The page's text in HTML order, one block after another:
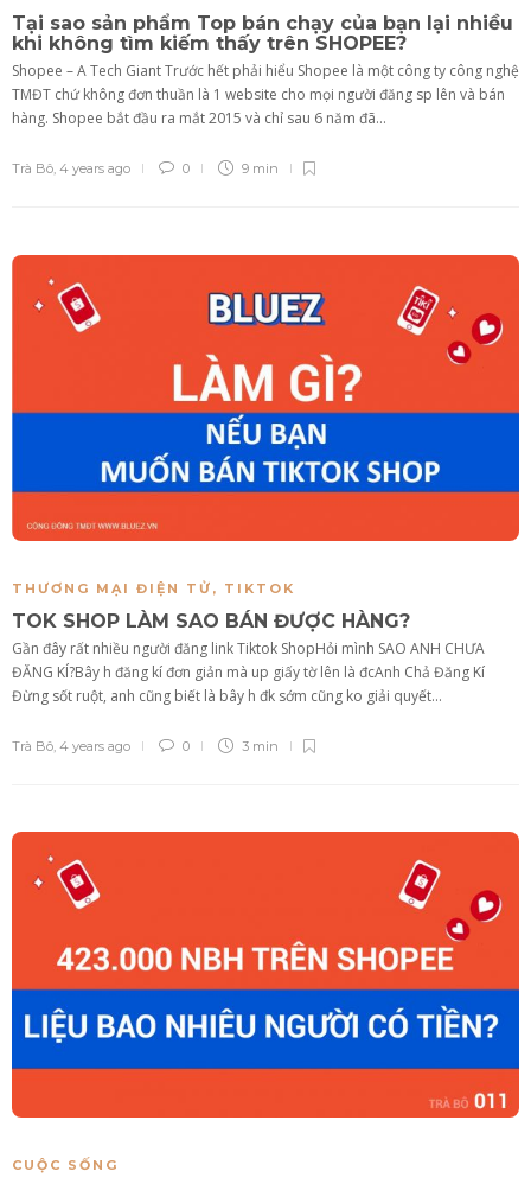
Tại sao sản phẩm Top bán chạy của bạn lại nhiều
khi không tìm kiếm thấy trên SHOPEE?
Shopee – A Tech Giant Trước hết phải hiểu Shopee là một công ty công nghệ
TMĐT chứ không đơn thuần là 1 website cho mọi người đăng sp lên và bán
hàng. Shopee bắt đầu ra mắt 2015 và chỉ sau 6 năm đã...
Trà Bô 4 years ago 0 9 min
THƯƠNG MẠI ĐIỆN TỬ , TIKTOK
TOK SHOP LÀM SAO BÁN ĐƯỢC HÀNG?
Gần đây rất nhiều người đăng link Tiktok ShopHỏi mình SAO ANH CHƯA
ĐĂNG KÍ?Bây h đăng kí đơn giản mà up giấy tờ lên là đcAnh Chả Đăng Kí
Đừng sốt ruột, anh cũng biết là bây h đk sớm cũng ko giải quyết...
Trà Bô 4 years ago 0 3 min
CUỘC SỐNG